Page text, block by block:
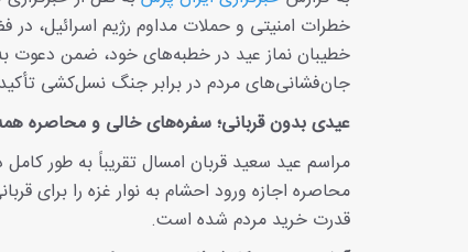
خطرات امنیتی و حملات مداوم رژیم اسرائیل،
خطیبان نماز عید در خطبه‌های خود، ضمن دعوت
جان‌فشانی‌های مردم در برابر جنگ نسل‌کشی
عیدی بدون قربانی؛ سفره‌های خالی و محاصره
مراسم عید سعید قربان امسال تقریباً به طور
محاصره اجازه ورود احشام به نوار غزه را برای
قدرت خرید مردم شده است.